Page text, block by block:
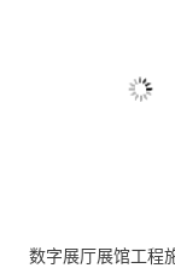
数字展厅展馆工程